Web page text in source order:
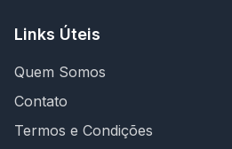
Links Úteis
Quem Somos
Contato
Termos e Condições